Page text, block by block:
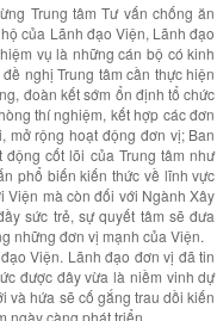
Trung tâm Tư vấn chống ăn
của Lãnh đạo Viện, Lãnh đạo
vụ là những cán bộ có kinh
nghị Trung tâm cần thực hiện
đoàn kết sớm ổn định tổ chức
thí nghiệm, kết hợp các đơn
mở rộng hoạt động đơn vị; Ban
cốt lõi của Trung tâm như
phổ biến kiến thức về lĩnh vực
Viện mà còn đối với Ngành Xây
sức trẻ, sự quyết tâm sẽ đưa
những đơn vị mạnh của Viện.
Viện. Lãnh đạo đơn vị đã tin
được đây vừa là niềm vinh dự
và hứa sẽ cố gắng trau dồi kiến
ngày càng phát triển.